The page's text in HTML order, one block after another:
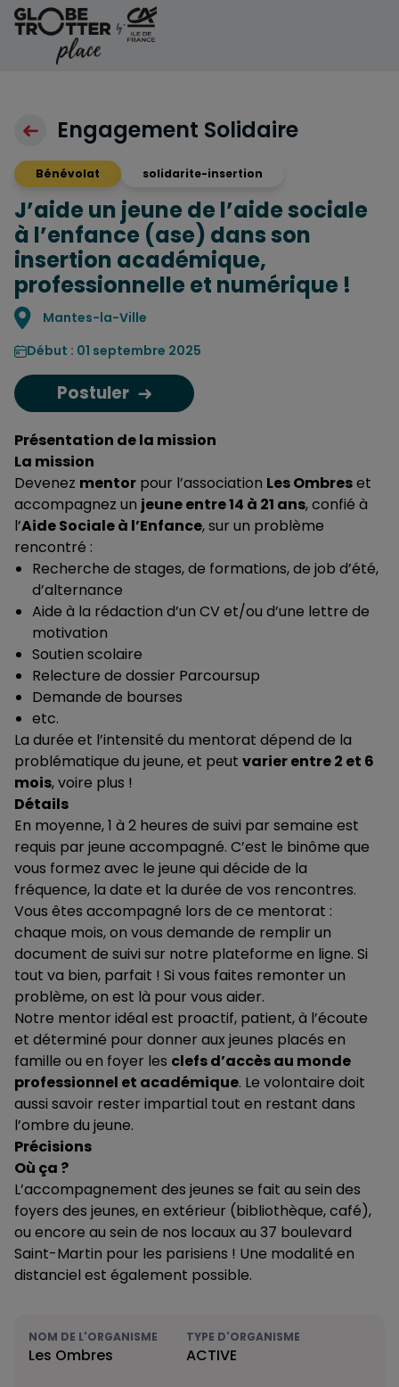
Aller au contenu
Engagement Solidaire
Bénévolat solidarite-insertion
J’aide un jeune de l’aide sociale
à l’enfance (ase) dans son
insertion académique,
professionnelle et numérique !
Localisation
Mantes-la-Ville
Début : 01 septembre 2025
Postuler
Présentation de la mission
La mission
Devenez mentor pour l’association Les Ombreset
accompagnez un jeune entre 14 à 21 ans, confié à
l’Aide Sociale à l’Enfance, sur un problème
rencontré :
Recherche de stages, de formations, de job d’été,
d’alternance
Aide à la rédaction d’un CV et/ou d’une lettre de
motivation
Soutien scolaire
Relecture de dossier Parcoursup
Demande de bourses
etc.
La durée et l’intensité du mentorat dépend de la
problématique du jeune, et peut varier entre 2 et 6
mois, voire plus !
Détails
En moyenne, 1 à 2 heures de suivi par semaine est
requis par jeune accompagné. C’est le binôme que
vous formez avec le jeune qui décide de la
fréquence, la date et la durée de vos rencontres.
Vous êtes accompagné lors de ce mentorat :
chaque mois, on vous demande de remplir un
document de suivi sur notre plateforme en ligne. Si
tout va bien, parfait ! Si vous faites remonter un
problème, on est là pour vous aider.
Notre mentor idéal est proactif, patient, à l’écoute
et déterminé pour donner aux jeunes placés en
famille ou en foyer les clefs d’accès au monde
professionnel et académique. Le volontaire doit
aussi savoir rester impartial tout en restant dans
l’ombre du jeune.
Précisions
Où ça ?
L’accompagnement des jeunes se fait au sein des
foyers des jeunes, en extérieur (bibliothèque, café),
ou encore au sein de nos locaux au 37 boulevard
Saint-Martin pour les parisiens ! Une modalité en
distanciel est également possible.
NOM DE L'ORGANISME
Les Ombres
TYPE D'ORGANISME
ACTIVE